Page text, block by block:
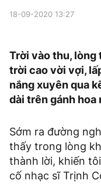
18-09-2020 13:27
Trời vào thu, lòng
trời cao vời vợi,
nắng xuyên qua
dài trên gánh hoa
Sớm ra đường
thấy trong lòng
thành lời, khiến
cố nhạc sĩ Trịnh